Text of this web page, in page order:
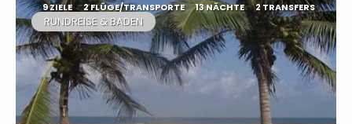
9 ZIELE 2 FLÜGE/TRANSPORTE 13 NÄCHTE 2 TRANSFERS
RUNDREISE & BADEN